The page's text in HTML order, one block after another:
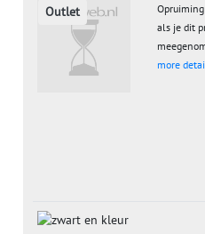
Outlet
als je dit
more